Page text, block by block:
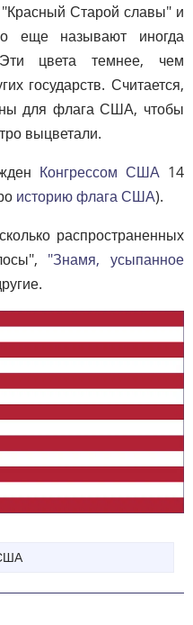
Старой славы" и
еще называют иногда
цвета темнее, чем
государств. Считается,
для флага США, чтобы
выцветали.
Конгрессом США 14
историю флага США).
распространенных
"Знамя, усыпанное